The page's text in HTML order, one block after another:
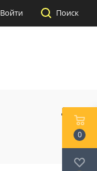
Поиск
Войти
0